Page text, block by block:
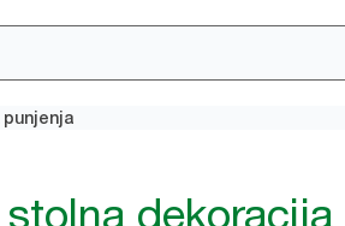
punjenja